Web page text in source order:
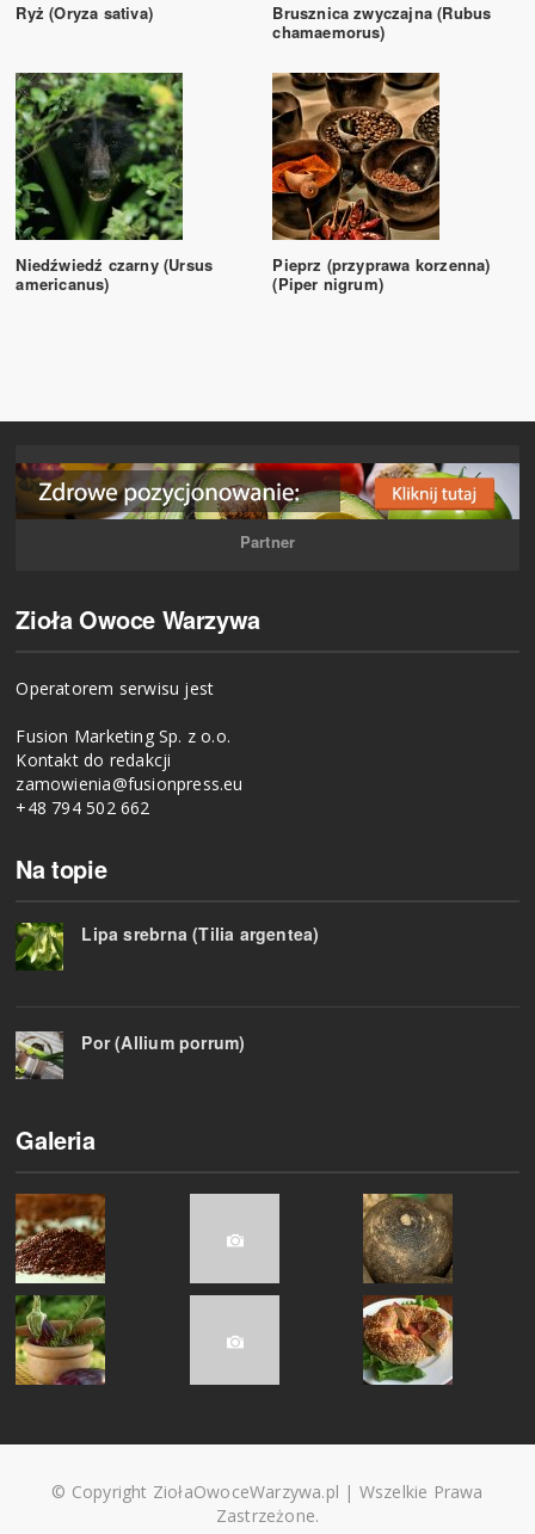
Ryż (Oryza sativa)
Brusznica zwyczajna (Rubus
chamaemorus)
Niedźwiedź czarny (Ursus
americanus)
Pieprz (przyprawa korzenna)
(Piper nigrum)
Partner
Zioła Owoce Warzywa
Operatorem serwisu jest
Fusion Marketing Sp. z o.o.
Kontakt do redakcji
zamowienia@fusionpress.eu
+48 794 502 662
Na topie
Lipa srebrna (Tilia argentea)
Por (Allium porrum)
Galeria
© Copyright ZiołaOwoceWarzywa.pl | Wszelkie Prawa
Zastrzeżone.